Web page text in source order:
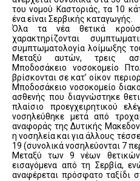
του νομού Καστοριάς, τα 10
ένα είναι Σερβικής καταγωγής.
Όλα τα νέα θετικά
χαρακτηρίζονται
συμπτωματολογία λοίμωξης
Μεταξύ αυτών, τρεις
Μποδοσάκειο νοσοκομείο
βρίσκονται σε κατ’ οίκον
Μποδοσάκειο νοσοκομείο
ασθενής που διαγνώστηκε
πλαίσιο προεγχειρητικού
νοσηλεύθηκε μετά από
αναφοράς της Δυτικής
η νοσηλεία και για άλλους
19 (συνολικά νοσηλεύονται 7
Μεταξύ των 9 νέων
εισαγόμενα από τη Σερβία,
αναφέρεται πρόσφατο ταξίδι